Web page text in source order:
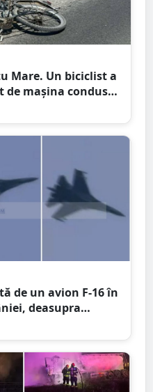
Mare. Un biciclist a
de mașina condusă
de un avion F-16 în
deasupra